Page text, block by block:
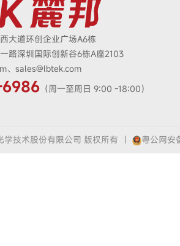
大道环创企业广场A6栋
路深圳国际创新谷6栋A座2103
、sales@lbtek.com
（周一至周日 9:00 -18:00）
技术股份有限公司 版权所有 粤公网安